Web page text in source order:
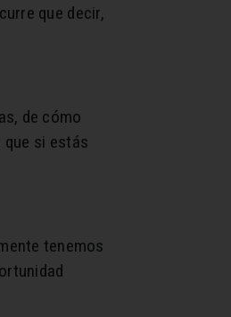
que decir,
de cómo
que si estás
tenemos